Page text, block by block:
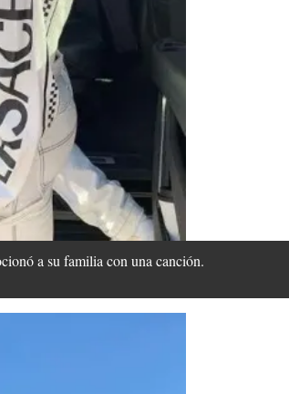
a su familia con una canción.